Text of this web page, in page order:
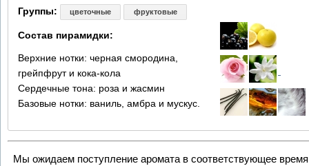
Группы: цветочные фруктовые
Состав пирамидки:
Верхние нотки: черная смородина,
грейпфрут и кока-кола
Сердечные тона: роза и жасмин
Базовые нотки: ваниль, амбра и мускус.
Мы ожидаем поступление аромата в соответствующее